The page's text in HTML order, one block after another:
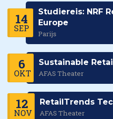
14
SEP
Studiereis: NRF
Europe
Parijs
6
OKT
Sustainable Retail
AFAS Theater
12
NOV
RetailTrends
AFAS Theater